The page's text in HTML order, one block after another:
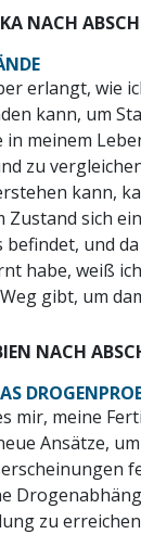
NACH
erlangt, wie
kann, um
meinem
zu
kann,
Zustand sich
und
habe, weiß
gibt, um
NACH
mir, meine
Ansätze,
zu